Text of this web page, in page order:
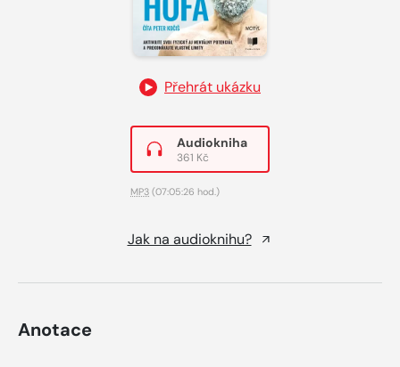
Přehrát ukázku
Audiokniha
361 Kč
MP3 (07:05:26 hod.)
Jak na audioknihu?
Anotace